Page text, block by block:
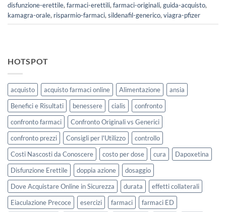
disfunzione-erettile, farmaci-erettili, farmaci-originali, guida-acquisto,
kamagra-orale, risparmio-farmaci, sildenafil-generico, viagra-pfizer
HOTSPOT
acquisto acquisto farmaci online Alimentazione
ansia
Benefici e Risultati
benessere cialis
confronto
confronto farmaci
Confronto Originali vs Generici
confronto prezzi
Consigli per l'Utilizzo
controllo
Costi Nascosti da Conoscere
costo per dose cura
Dapoxetina
Disfunzione Erettile
doppia azione
dosaggio
Dove Acquistare Online in Sicurezza
durata
effetti collaterali
Eiaculazione Precoce
esercizi farmaci
farmaci ED